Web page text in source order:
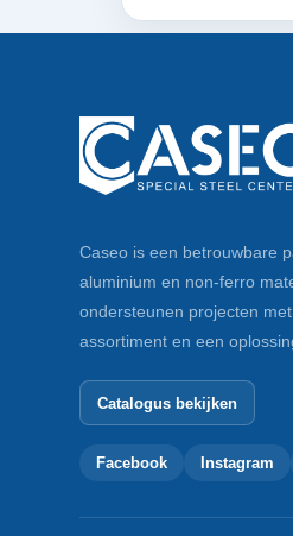
Caseo is een betrouwbare
aluminium en non-ferro
ondersteunen projecten
assortiment en een
Catalogus bekijken
Facebook Instagram